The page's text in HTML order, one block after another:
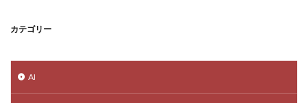
カテゴリー
AI